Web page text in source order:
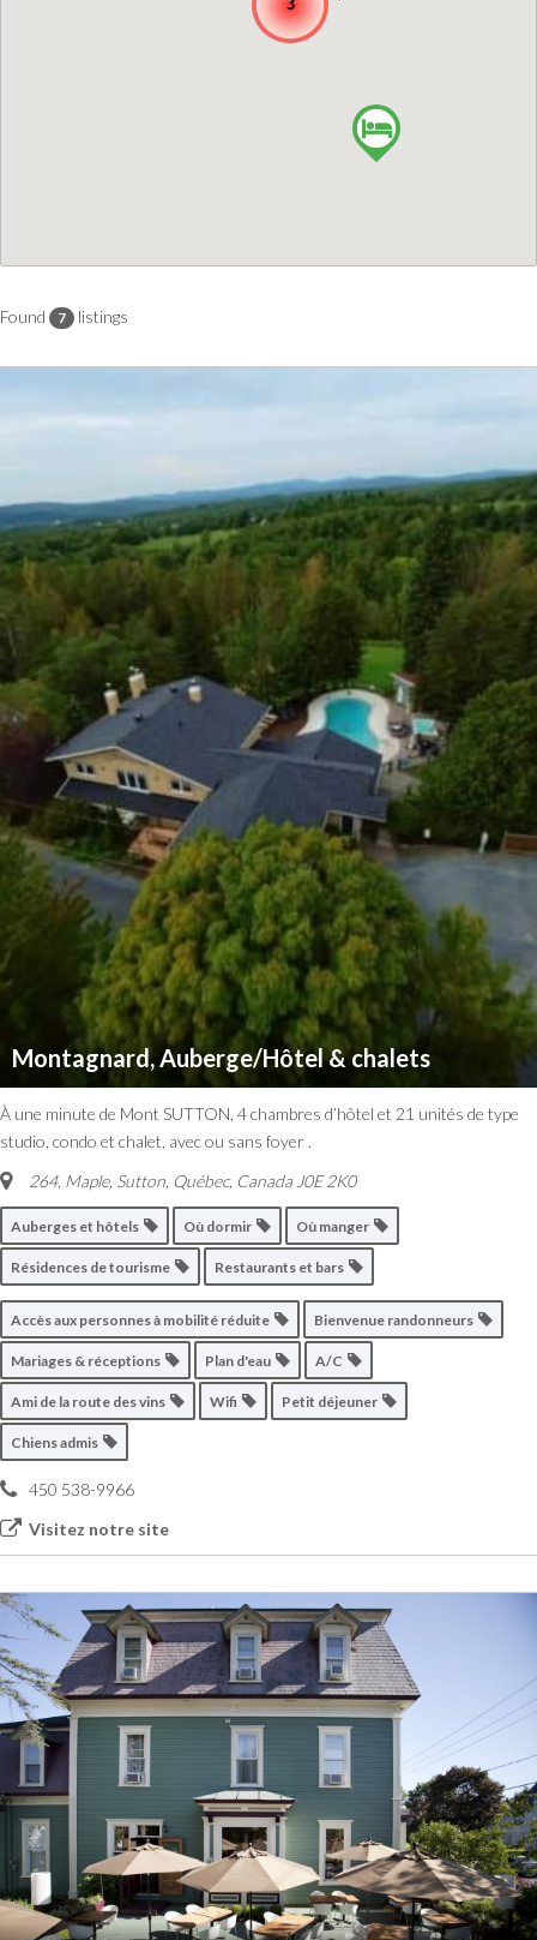
3
Found 7 listings
Montagnard, Auberge/Hôtel & chalets
À une minute de Mont SUTTON, 4 chambres d’hôtel et 21 unités de type
studio, condo et chalet, avec ou sans foyer .
264, Maple, Sutton Québec, Canada J0E 2K0
Auberges et hôtels Où dormir Où manger
Résidences de tourisme Restaurants et bars
Accès aux personnes à mobilité réduite Bienvenue randonneurs
Mariages & réceptions Plan d'eau A/C
Ami de la route des vins Wifi Petit déjeuner
Chiens admis
450 538-9966
Visitez notre site